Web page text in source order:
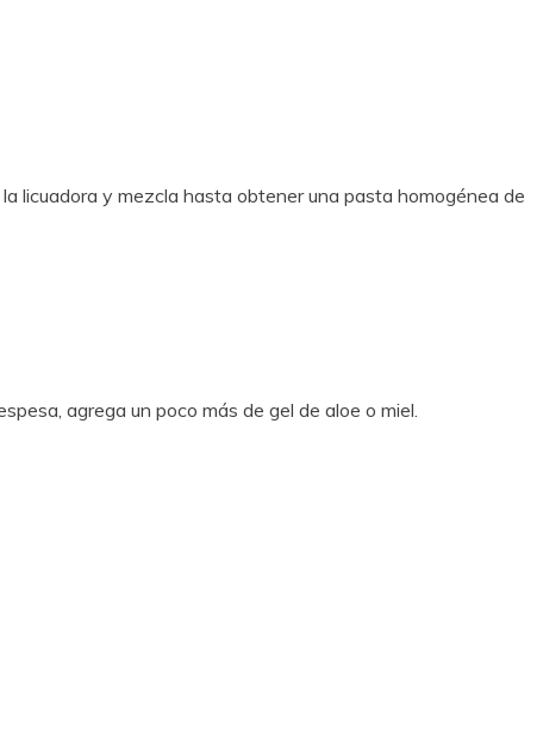
licuadora y mezcla hasta obtener una pasta homogénea de
agrega un poco más de gel de aloe o miel.